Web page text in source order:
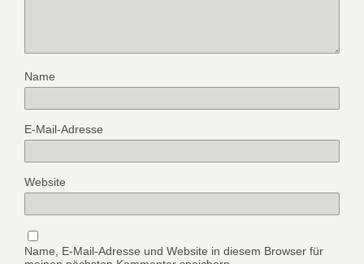
Name
E-Mail-Adresse
Website
Name, E-Mail-Adresse und Website in diesem Browser für